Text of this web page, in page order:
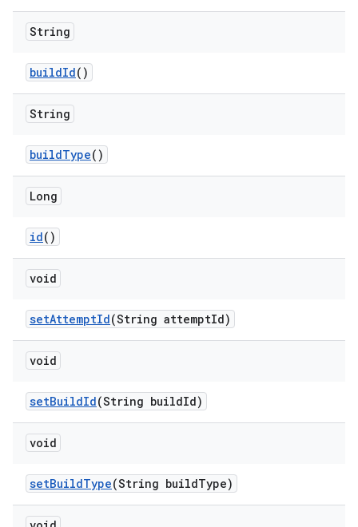
String
buildId()
String
buildType()
Long
id()
void
setAttemptId(String attemptId)
void
setBuildId(String buildId)
void
setBuildType(String buildType)